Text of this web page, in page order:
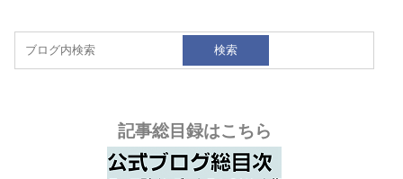
検索
記事総目録はこちら